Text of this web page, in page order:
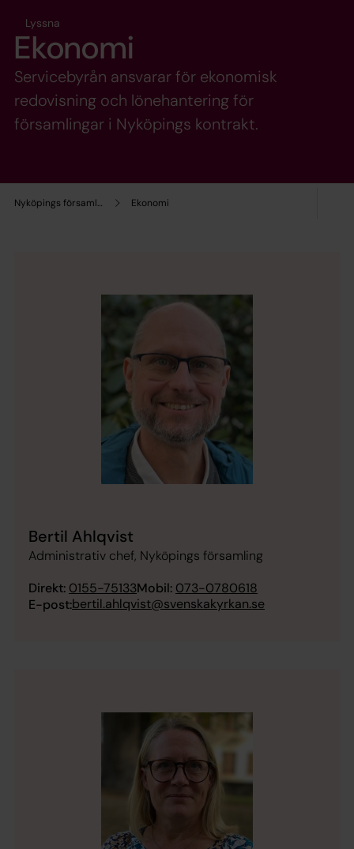
Nyköpings församling Ekonomi
Lyssna
Ekonomi
Servicebyrån ansvarar för ekonomisk
redovisning och lönehantering för
församlingar i Nyköpings kontrakt.
Bertil Ahlqvist
Administrativ chef, Nyköpings församling
Direkt: 0155-75133Mobil: 073-0780618
E-post:bertil.ahlqvist@svenskakyrkan.se